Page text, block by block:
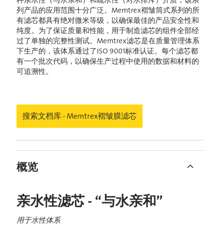
列产品的应用范围十分广泛。Memtrex褶皱筒式系列的所
有滤芯都具有绝对微米等级，以确保最佳的产品安全性和
纯度。为了保证质量和性能，用于制造滤芯的组件全部经
过了单独的完整性测试。Memtrex滤芯是在质量管理体系
下生产的，该体系通过了ISO 9001标准认证。每个滤芯都
有一个批次代码，以确保生产过程中使用的数据和材料的
可追溯性。
搜索文档库 - Memtrex褶皱膜滤芯
概览
亲水性滤芯 - “与水亲和”
用于水性体系